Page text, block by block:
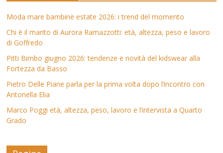
Moda mare bambine estate 2026: i trend del momento
Chi è il marito di Aurora Ramazzotti: età, altezza, peso e lavoro
di Goffredo
Pitti Bimbo giugno 2026: tendenze e novità del kidswear alla
Fortezza da Basso
Pietro Delle Piane parla per la prima volta dopo l’incontro con
Antonella Elia
Marco Poggi età, altezza, peso, lavoro e l’intervista a Quarto
Grado